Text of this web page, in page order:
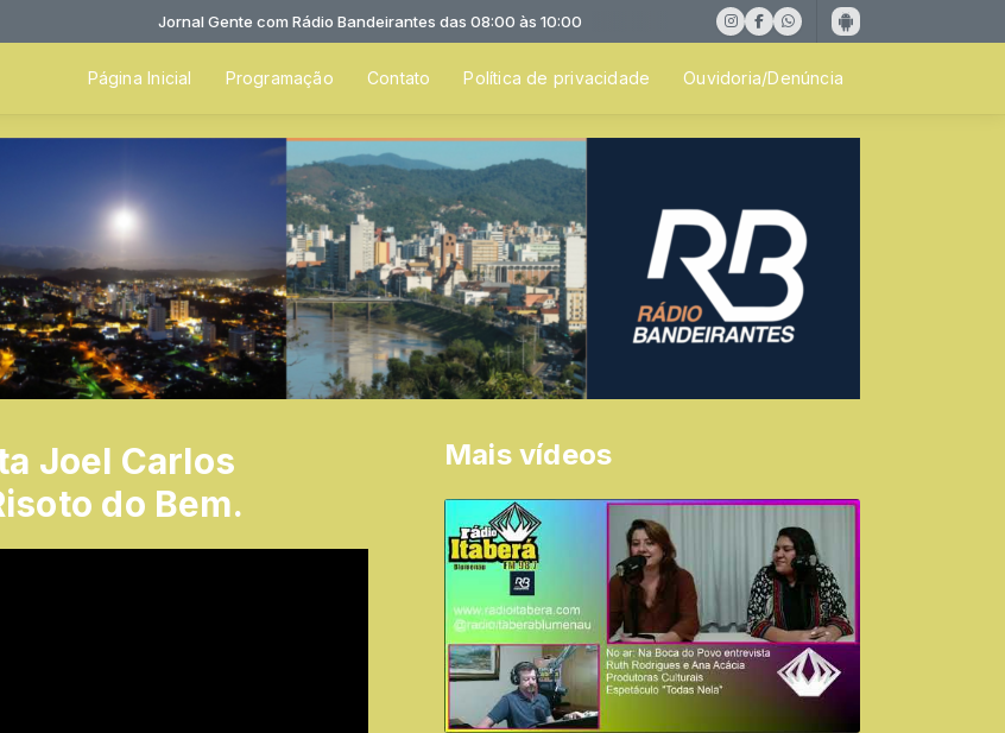
Jornal Gente com Rádio Bandeirantes das 08:00 às 10:00
Página Inicial Programação Contato Política de privacidade Ouvidoria/Denúncia
Joel Carlos
do Bem.
Mais vídeos